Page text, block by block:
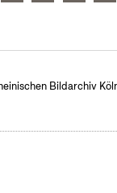
Bildarchiv